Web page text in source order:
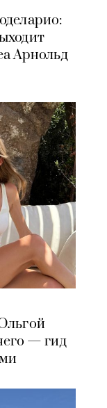
Арнольд
— гид